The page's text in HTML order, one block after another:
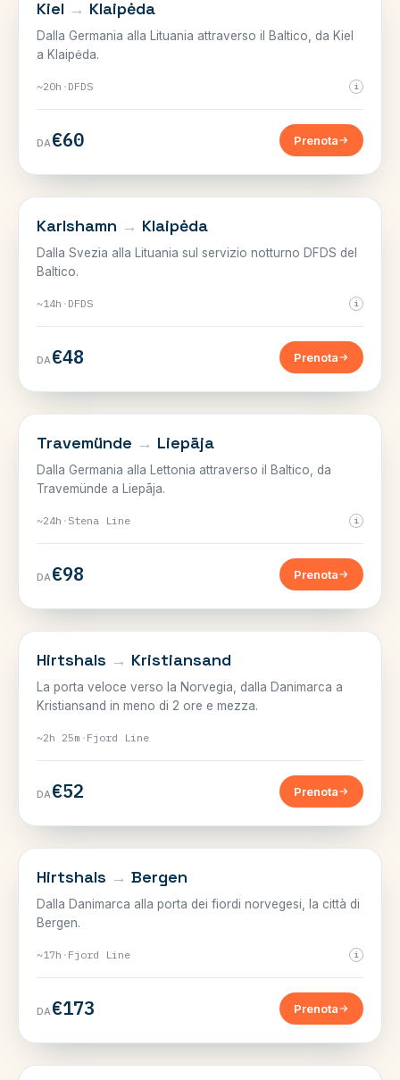
Kiel → Klaipėda
Dalla Germania alla Lituania attraverso il Baltico, da Kiel
a Klaipėda.
~20h · DFDS i
DA€60 Prenota
SVEZIA, GERMANIA E BALTICO
Karlshamn → Klaipėda
Dalla Svezia alla Lituania sul servizio notturno DFDS del
Baltico.
~14h · DFDS i
DA€48 Prenota
SVEZIA, GERMANIA E BALTICO
Travemünde → Liepāja
Dalla Germania alla Lettonia attraverso il Baltico, da
Travemünde a Liepāja.
~24h · Stena Line i
DA€98 Prenota
NORVEGIA
Hirtshals → Kristiansand
La porta veloce verso la Norvegia, dalla Danimarca a
Kristiansand in meno di 2 ore e mezza.
~2h 25m · Fjord Line
DA€52 Prenota
NORVEGIA
Hirtshals → Bergen
Dalla Danimarca alla porta dei fiordi norvegesi, la città di
Bergen.
~17h · Fjord Line i
DA€173 Prenota